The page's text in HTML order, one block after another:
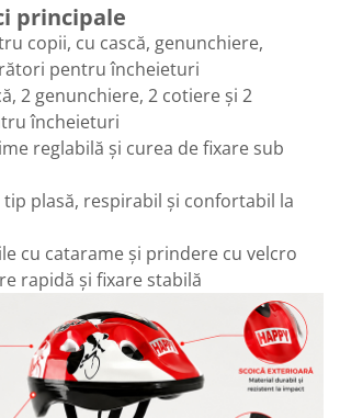
principale
copii, cu cască, genunchiere,
pentru încheieturi
2 genunchiere, 2 cotiere și 2
încheieturi
reglabilă și curea de fixare sub
plasă, respirabil și confortabil la
cu catarame și prindere cu velcro
rapidă și fixare stabilă